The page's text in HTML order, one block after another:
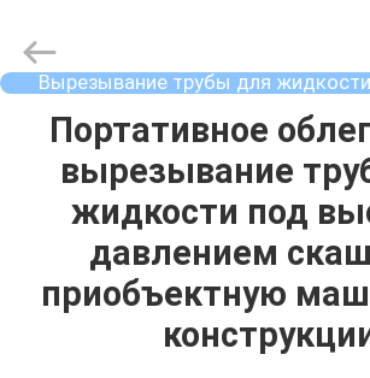
ДОМ
ПРОДУКТЫ
НАС
Engineering
Material
Technology(Suzhou)Co.,
Ltd.
Вырезывание трубы для
давлением и скашивая
Портативное
вырезывание
жидкости под
давлением
приобъектную